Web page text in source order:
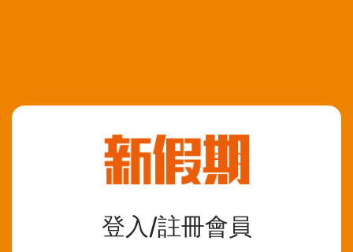
登入/註冊會員